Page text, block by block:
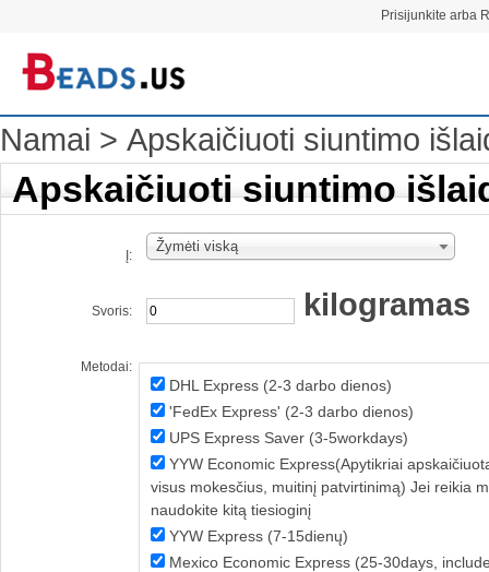
Prisijunkite arba
Namai > Apskaičiuoti siuntimo
Apskaičiuoti siuntimo
Į:
Žymėti viską
Svoris: kilogramas
Metodai:
DHL Express (2-3 darbo dienos)
'FedEx Express' (2-3 darbo dienos)
UPS Express Saver (3-5workdays)
YYW Economic Express(Apytikriai
visus mokesčius, muitinį patvirtinimą) Jei reikia
naudokite kitą tiesioginį
YYW Express (7-15dienų)
Mexico Economic Express (25-30days,